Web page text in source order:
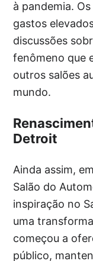
à pandemia.
gastos
discussões
fenômeno que
outros salões
mundo.
Detroit
Ainda assim,
Salão do
inspiração no
uma
começou a
público,